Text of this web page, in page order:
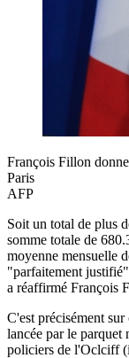
François Fillon
Paris
AFP
Soit un total de plus
somme totale de
moyenne mensuelle
"parfaitement
a réaffirmé François
C'est précisément
lancée par le
policiers de l'Oclciff